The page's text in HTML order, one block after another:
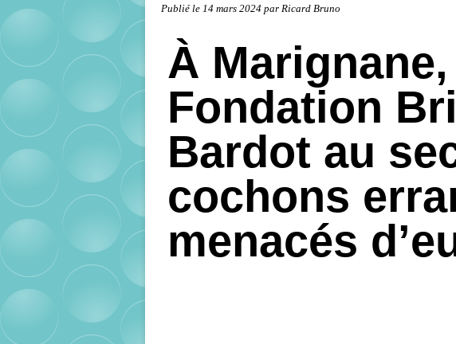
Publié le 14 mars 2024 par Ricard Bruno
À
Fondation
Bardot au
cochons
menacés